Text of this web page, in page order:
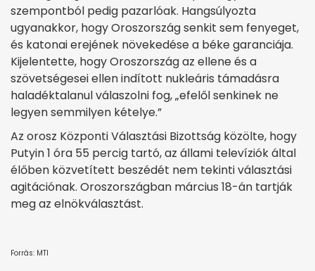
szempontból pedig pazarlóak. Hangsúlyozta
ugyanakkor, hogy Oroszország senkit sem fenyeget,
és katonai erejének növekedése a béke garanciája.
Kijelentette, hogy Oroszország az ellene és a
szövetségesei ellen indított nukleáris támadásra
haladéktalanul válaszolni fog, „efelől senkinek ne
legyen semmilyen kételye.”
Az orosz Központi Választási Bizottság közölte, hogy
Putyin 1 óra 55 percig tartó, az állami televíziók által
élőben közvetített beszédét nem tekinti választási
agitációnak. Oroszországban március 18-án tartják
meg az elnökválasztást.
Forrás: MTI